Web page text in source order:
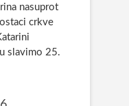
nasuprot
crkve
slavimo 25.